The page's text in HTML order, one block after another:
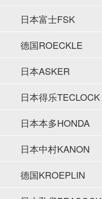
日本富士FSK
德国ROECKLE
日本ASKER
日本得乐TECLOCK
日本本多HONDA
日本中村KANON
德国KROEPLIN